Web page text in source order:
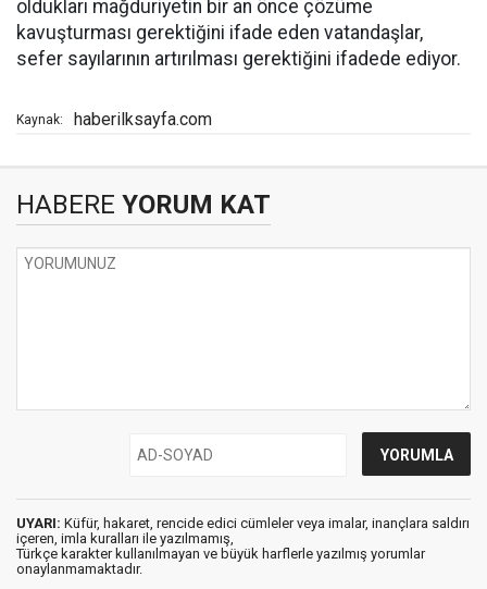
oldukları mağduriyetin bir an önce çözüme
kavuşturması gerektiğini ifade eden vatandaşlar,
sefer sayılarının artırılması gerektiğini ifadede ediyor.
Kaynak: haberilksayfa.com
HABERE YORUM KAT
UYARI: Küfür, hakaret, rencide edici cümleler veya imalar, inançlara saldırı
içeren, imla kuralları ile yazılmamış,
Türkçe karakter kullanılmayan ve büyük harflerle yazılmış yorumlar
onaylanmamaktadır.